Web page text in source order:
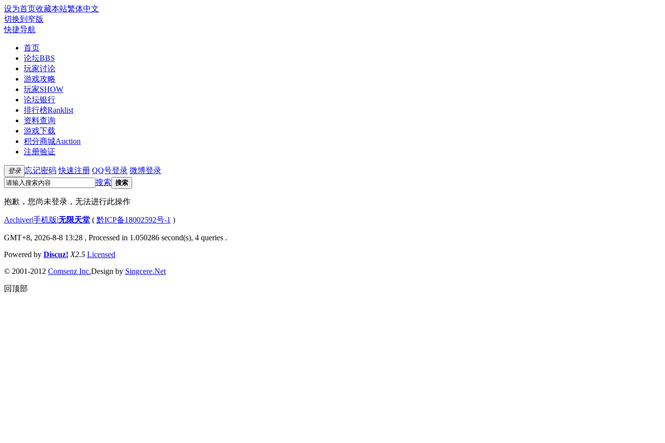
设为首页收藏本站繁体中文
切换到窄版
快捷导航
首页
论坛BBS
玩家讨论
游戏攻略
玩家SHOW
论坛银行
排行榜Ranklist
资料查询
游戏下载
积分商城Auction
注册验证
登录 忘记密码 快速注册 QQ号登录 微博登录
搜索 搜索
抱歉，您尚未登录，无法进行此操作
Archiver|手机版|无限天堂 ( 黔ICP备18002592号-1 )
GMT+8, 2026-8-8 13:28 , Processed in 1.050286 second(s), 4 queries .
Powered by Discuz! X2.5 Licensed
© 2001-2012 Comsenz Inc.Design by Singcere.Net
回顶部